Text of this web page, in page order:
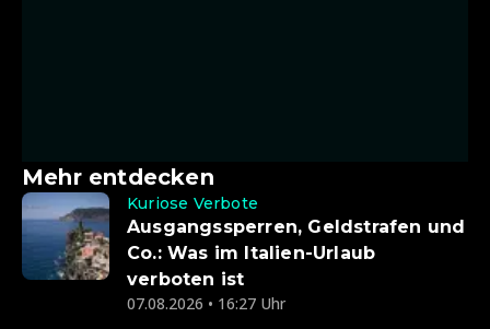
Mehr entdecken
Kuriose Verbote
Ausgangssperren, Geldstrafen und
Co.: Was im Italien-Urlaub
verboten ist
07.08.2026 • 16:27 Uhr